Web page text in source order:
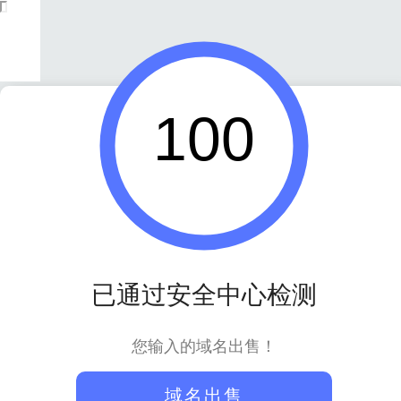
100
已通过安全中心检测
您输入的域名出售！
域名出售